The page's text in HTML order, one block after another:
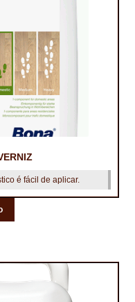
é fácil de aplicar.